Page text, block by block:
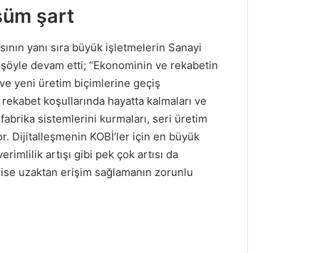
şart
yanı sıra büyük işletmelerin Sanayi
devam etti; “Ekonominin ve rekabetin
yeni üretim biçimlerine geçiş
koşullarında hayatta kalmaları ve
sistemlerini kurmaları, seri üretim
KOBİ’ler için en büyük
artışı gibi pek çok artısı da
uzaktan erişim sağlamanın zorunlu